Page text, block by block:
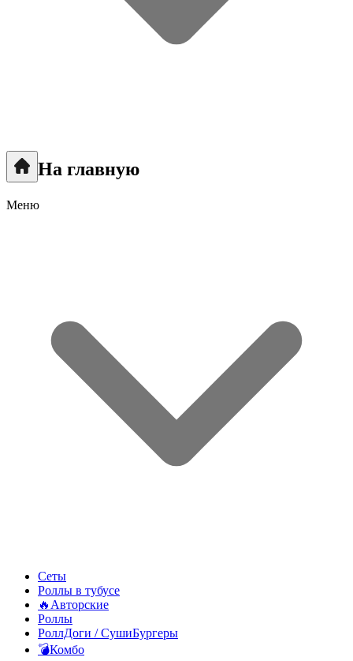
На главную
Меню
Сеты
Роллы в тубусе
🔥Авторские
Роллы
РоллДоги / СушиБургеры
💣Комбо